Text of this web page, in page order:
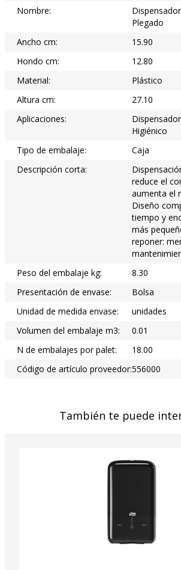
Nombre:
Plegado
Ancho cm:
15.90
Hondo cm:
12.80
Material:
Plástico
Altura cm:
27.10
Aplicaciones:
Higiénico
Tipo de embalaje:
Caja
Descripción corta:
reduce el
aumenta el
Diseño
tiempo y
más
reponer:
Peso del embalaje kg:
8.30
Presentación de envase:
Bolsa
Unidad de medida envase:
unidades
Volumen del embalaje m3:
0.01
N de embalajes por palet:
18.00
Código de artículo proveedor:556000
También te puede